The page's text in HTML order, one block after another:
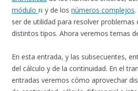
módulo
n
y de losnúmeros complejos
ser de utilidad para resolver problemas
distintos tipos. Ahora veremos temas
En esta entrada, y las subsecuentes,
del cálculo y de la continuidad. En el
entradas veremos cómo aprovechar